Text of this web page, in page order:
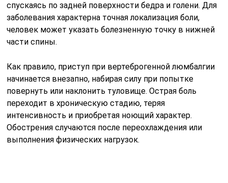
спускаясь по задней поверхности бедра и голени. Для
заболевания характерна точная локализация боли,
человек может указать болезненную точку в нижней
части спины.
Как правило, приступ при вертеброгенной люмбалгии
начинается внезапно, набирая силу при попытке
повернуть или наклонить туловище. Острая боль
переходит в хроническую стадию, теряя
интенсивность и приобретая ноющий характер.
Обострения случаются после переохлаждения или
выполнения физических нагрузок.